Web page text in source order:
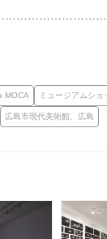
MOCA ミュージアムショ
広島市現代美術館、広島